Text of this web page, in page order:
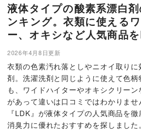
液体タイプの酸素系漂白
ンキング。衣類に使える
ー、オキシなど人気商品
2026年4月8日更新
衣類の色素汚れ落としやニオイ取りに
剤。洗濯洗剤と同じように使えて色
も、ワイドハイターやオキシクリー
があって違いは口コミではわかりま
『LDK』が液体タイプの人気商品を
消臭力に優れたおすすめを探しました。